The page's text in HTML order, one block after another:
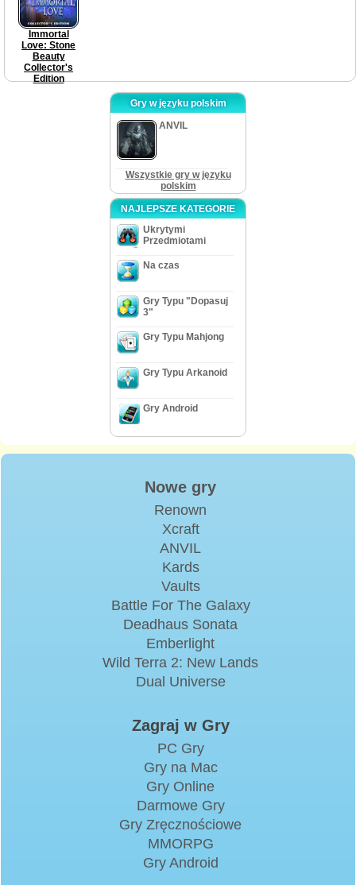
Immortal
Love: Stone
Beauty
Collector's
Edition
Gry w języku polskim
ANVIL
Wszystkie gry w języku
polskim
NAJLEPSZE KATEGORIE
Ukrytymi
Przedmiotami
Na czas
Gry Typu "Dopasuj
3"
Gry Typu Mahjong
Gry Typu Arkanoid
Gry Android
Nowe gry
Renown
Xcraft
ANVIL
Kards
Vaults
Battle For The Galaxy
Deadhaus Sonata
Emberlight
Wild Terra 2: New Lands
Dual Universe
Zagraj w Gry
PC Gry
Gry na Mac
Gry Online
Darmowe Gry
Gry Zręcznościowe
MMORPG
Gry Android